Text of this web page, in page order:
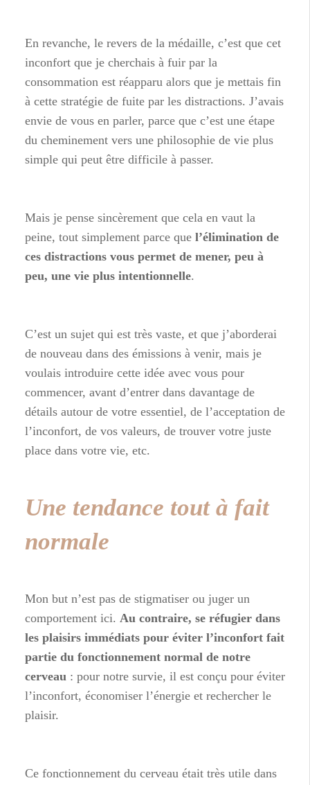
En revanche, le revers de la médaille, c’est que cet
inconfort que je cherchais à fuir par la
consommation est réapparu alors que je mettais fin
à cette stratégie de fuite par les distractions. J’avais
envie de vous en parler, parce que c’est une étape
du cheminement vers une philosophie de vie plus
simple qui peut être difficile à passer.
Mais je pense sincèrement que cela en vaut la
peine, tout simplement parce que l’élimination de
ces distractions vous permet de mener, peu à
peu, une vie plus intentionnelle.
C’est un sujet qui est très vaste, et que j’aborderai
de nouveau dans des émissions à venir, mais je
voulais introduire cette idée avec vous pour
commencer, avant d’entrer dans davantage de
détails autour de votre essentiel, de l’acceptation de
l’inconfort, de vos valeurs, de trouver votre juste
place dans votre vie, etc.
Une tendance tout à fait
normale
Mon but n’est pas de stigmatiser ou juger un
comportement ici. Au contraire, se réfugier dans
les plaisirs immédiats pour éviter l’inconfort fait
partie du fonctionnement normal de notre
cerveau : pour notre survie, il est conçu pour éviter
l’inconfort, économiser l’énergie et rechercher le
plaisir.
Ce fonctionnement du cerveau était très utile dans